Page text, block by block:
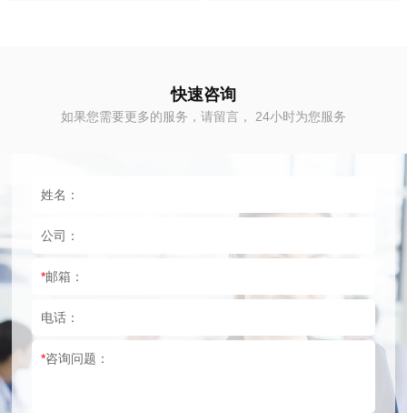
快速咨询
如果您需要更多的服务，请留言， 24小时为您服务
姓名：
公司：
*邮箱：
电话：
*咨询问题：